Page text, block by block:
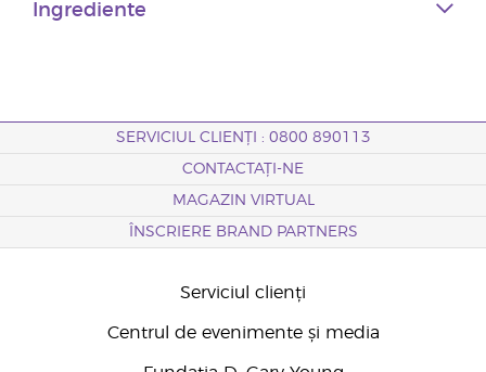
Ingrediente
SERVICIUL CLIENȚI : 0800 890113
CONTACTAȚI-NE
MAGAZIN VIRTUAL
ÎNSCRIERE BRAND PARTNERS
Serviciul clienți
Centrul de evenimente și media